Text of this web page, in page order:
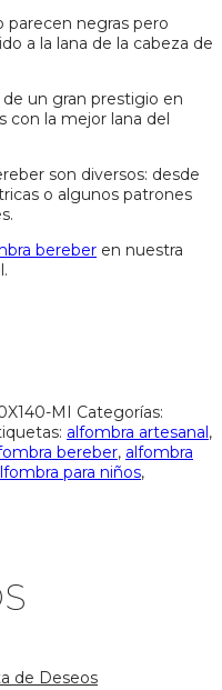
parecen negras pero
a la lana de la cabeza de
un gran prestigio en
con la mejor lana del
son diversos: desde
o algunos patrones
bereber en nuestra
MI Categorías:
alfombra artesanal,
bereber, alfombra
para niños,
de Deseos